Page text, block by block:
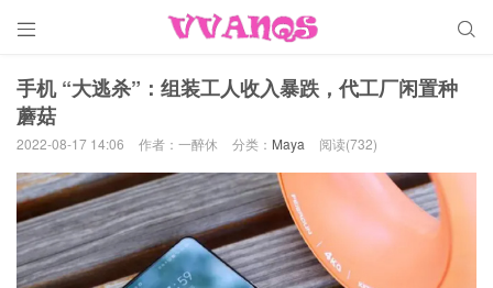
 
手机 “大逃杀”：组装工人收入暴跌，代工厂闲置种
蘑菇
2022-08-17 14:06 作者：一醉休 分类： Maya 阅读(732)